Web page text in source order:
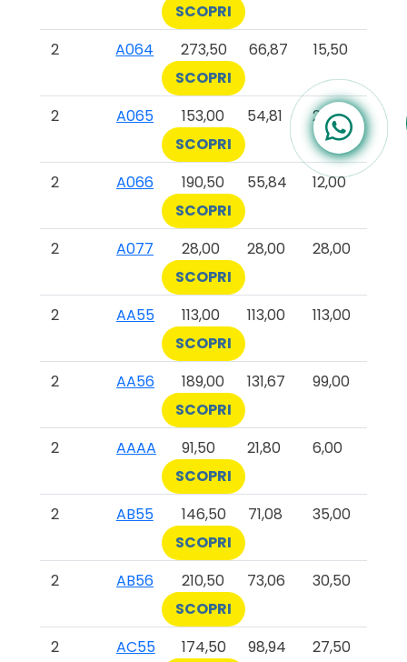
SCOPRI
2
A064 273,50 66,87
15,50
SCOPRI
2
A065 153,00 54,81
21,50
SCOPRI
2
A066 190,50 55,84
12,00
SCOPRI
2
A077 28,00 28,00
28,00
SCOPRI
2
AA55 113,00 113,00
113,00
SCOPRI
2
AA56 189,00 131,67
99,00
SCOPRI
2
AAAA 91,50 21,80
6,00
SCOPRI
2
AB55 146,50 71,08
35,00
SCOPRI
2
AB56 210,50 73,06
30,50
SCOPRI
2
AC55 174,50 98,94
27,50